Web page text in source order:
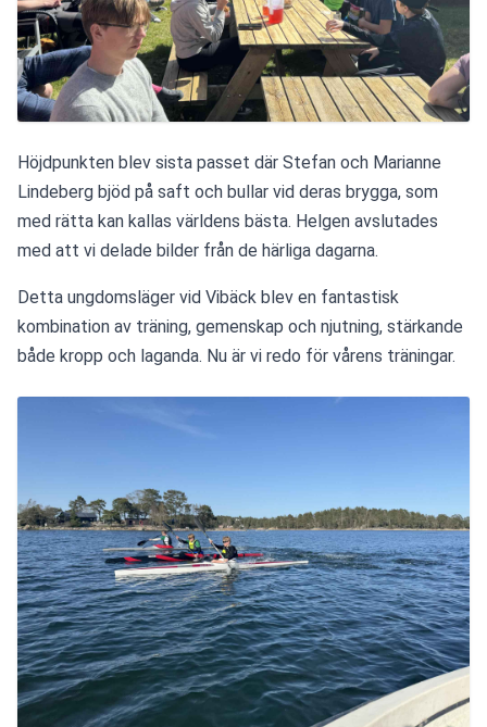
Höjdpunkten blev sista passet där Stefan och Marianne
Lindeberg bjöd på saft och bullar vid deras brygga, som
med rätta kan kallas världens bästa. Helgen avslutades
med att vi delade bilder från de härliga dagarna.
Detta ungdomsläger vid Vibäck blev en fantastisk
kombination av träning, gemenskap och njutning, stärkande
både kropp och laganda. Nu är vi redo för vårens träningar.